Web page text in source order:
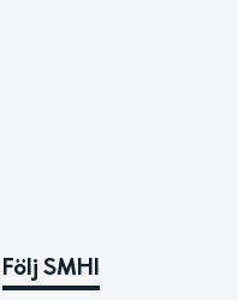
Följ SMHI